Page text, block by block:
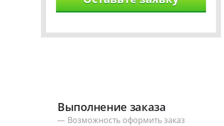
Выполнение заказа
Возможность оформить заказ